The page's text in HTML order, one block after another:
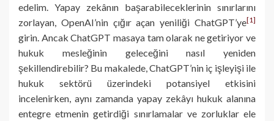
edelim. Yapay zekânın başarabileceklerinin sınırlarını
zorlayan, OpenAI’nin çığır açan yeniliği ChatGPT’ye[1]
girin. Ancak ChatGPT masaya tam olarak ne getiriyor ve
hukuk mesleğinin geleceğini nasıl yeniden
şekillendirebilir? Bu makalede, ChatGPT’nin iç işleyişi ile
hukuk sektörü üzerindeki potansiyel etkisini
incelenirken, aynı zamanda yapay zekâyı hukuk alanına
entegre etmenin getirdiği sınırlamalar ve zorluklar ele